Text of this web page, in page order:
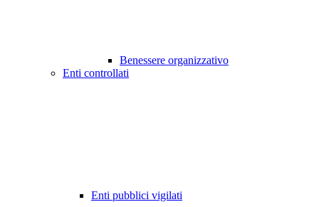
Benessere organizzativo
Enti controllati
Enti pubblici vigilati